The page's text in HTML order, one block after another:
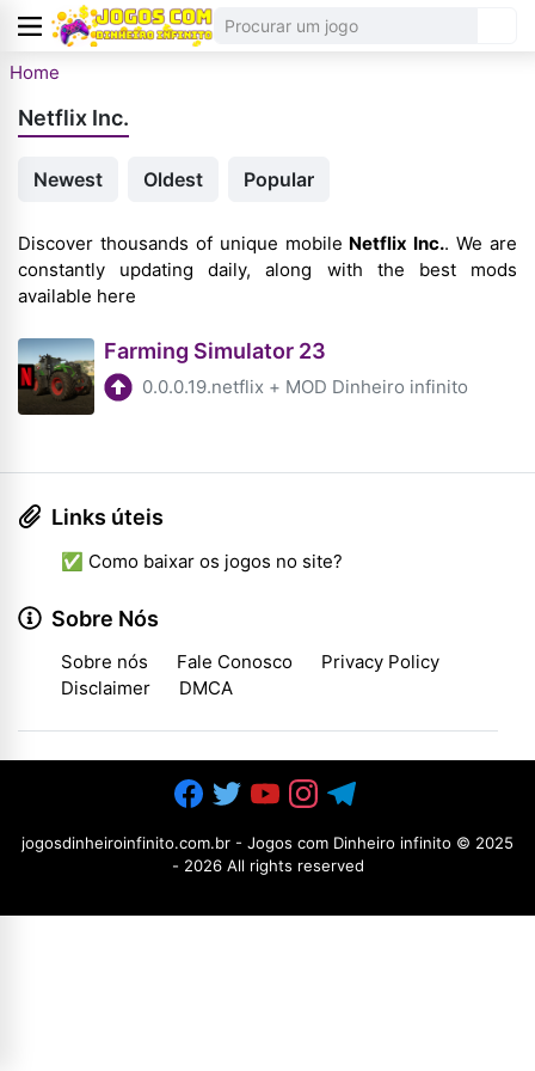
Home
Netflix Inc.
Newest Oldest Popular
Discover thousands of unique mobile Netflix Inc.. We are
constantly updating daily, along with the best mods
available here
Farming Simulator 23
0.0.0.19.netflix + MOD Dinheiro infinito
Links úteis
✅ Como baixar os jogos no site?
Sobre Nós
Sobre nós Fale Conosco
Privacy Policy
Disclaimer
DMCA
jogosdinheiroinfinito.com.br - Jogos com Dinheiro infinito © 2025
- 2026 All rights reserved